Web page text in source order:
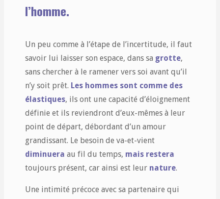
l’homme.
Un peu comme à l’étape de l’incertitude, il faut
savoir lui laisser son espace, dans sa grotte,
sans chercher à le ramener vers soi avant qu’il
n’y soit prêt. Les hommes sont comme des
élastiques, ils ont une capacité d’éloignement
définie et ils reviendront d’eux-mêmes à leur
point de départ, débordant d’un amour
grandissant. Le besoin de va-et-vient
diminuera au fil du temps, mais restera
toujours présent, car ainsi est leur nature.
Une intimité précoce avec sa partenaire qui